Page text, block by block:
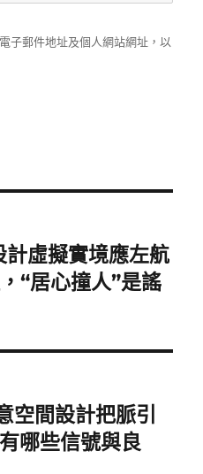
子郵件地址及個人網站網址，以
虛擬實境應左航
“居心撞人”是謠
空間設計把脈引
哪些信號與良